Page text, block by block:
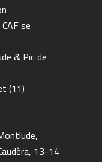
se
& Pic de
(11)
13-14